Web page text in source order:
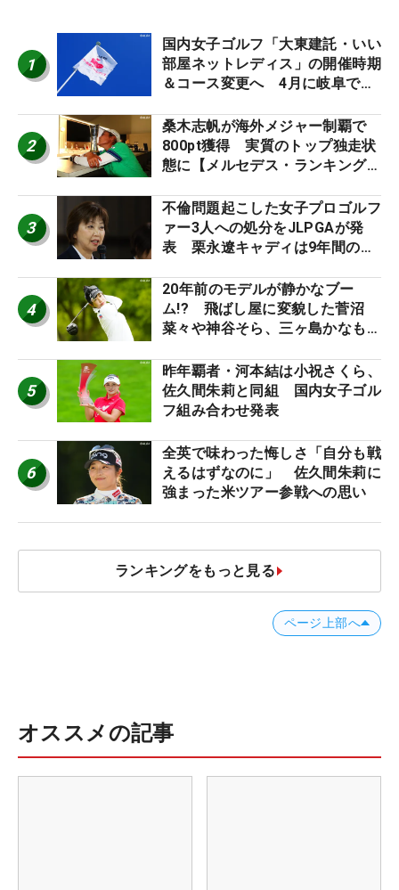
1
国内女子ゴルフ「大東建託・いい
部屋ネットレディス」の開催時期
＆コース変更へ 4月に岐阜で開
2
桑木志帆が海外メジャー制覇で
800pt獲得 実質のトップ独走状
態に【メルセデス・ランキング番
3
不倫問題起こした女子プロゴルフ
ァー3人への処分をJLPGAが発
表 栗永遼キャディは9年間の立
4
20年前のモデルが静かなブー
ム!? 飛ばし屋に変貌した菅沼
菜々や神谷そら、三ヶ島かなも使
ロたちの“飛ばしギア”】
5
昨年覇者・河本結は小祝さくら、
佐久間朱莉と同組 国内女子ゴル
フ組み合わせ発表
6
全英で味わった悔しさ「自分も戦
えるはずなのに」 佐久間朱莉に
強まった米ツアー参戦への思い
ランキングをもっと見る
ページ上部へ
オススメの記事